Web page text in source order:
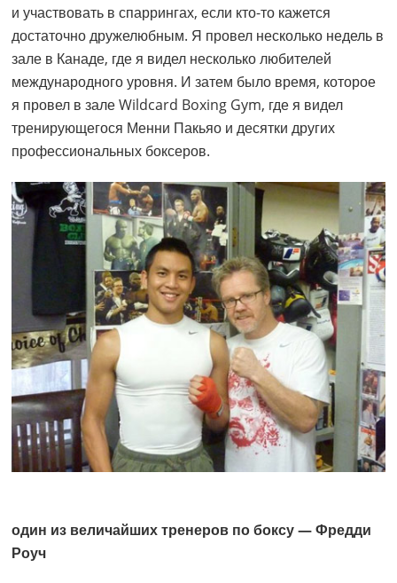
и участвовать в спаррингах, если кто-то кажется
достаточно дружелюбным. Я провел несколько недель в
зале в Канаде, где я видел несколько любителей
международного уровня. И затем было время, которое
я провел в зале Wildcard Boxing Gym, где я видел
тренирующегося Менни Пакьяо и десятки других
профессиональных боксеров.
один из величайших тренеров по боксу — Фредди
Роуч